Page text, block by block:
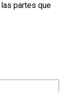
las partes que